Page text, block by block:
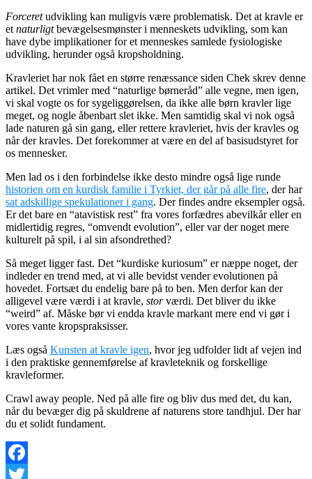
Forceretudvikling kan muligvis være problematisk. Det at kravle er
et naturligtbevægelsesmønster i menneskets udvikling, som kan
have dybe implikationer for et menneskes samlede fysiologiske
udvikling, herunder også kropsholdning.
Kravleriet har nok fået en større renæssance siden Chek skrev denne
artikel. Det vrimler med “naturlige børneråd” alle vegne, men igen,
vi skal vogte os for sygeliggørelsen, da ikke alle børn kravler lige
meget, og nogle åbenbart slet ikke. Men samtidig skal vi nok også
lade naturen gå sin gang, eller rettere kravleriet, hvis der kravles og
når der kravles. Det forekommer at være en del af basisudstyret for
os mennesker.
Men lad os i den forbindelse ikke desto mindre også lige runde
historien om en kurdisk familie i Tyrkiet, der går på alle fire, der har
sat adskillige spekulationer i gang. Der findes andre eksempler også.
Er det bare en “atavistisk rest” fra vores forfædres abevilkår eller en
midlertidig regres, “omvendt evolution”, eller var der noget mere
kulturelt på spil, i al sin afsondrethed?
Så meget ligger fast. Det “kurdiske kuriosum” er næppe noget, der
indleder en trend med, at vi alle bevidst vender evolutionen på
hovedet. Fortsæt du endelig bare på to ben. Men derfor kan der
alligevel være værdi i at kravle, storværdi. Det bliver du ikke
“weird” af. Måske bør vi endda kravle markant mere end vi gør i
vores vante kropspraksisser.
Læs også Kunsten at kravle igen, hvor jeg udfolder lidt af vejen ind
i den praktiske gennemførelse af kravleteknik og forskellige
kravleformer.
Crawl away people. Ned på alle fire og bliv dus med det, du kan,
når du bevæger dig på skuldrene af naturens store tandhjul. Der har
du et solidt fundament.
Facebook